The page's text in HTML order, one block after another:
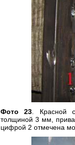
Фото 23
Красной
толщиной 3 мм,
цифрой 2 отмечена